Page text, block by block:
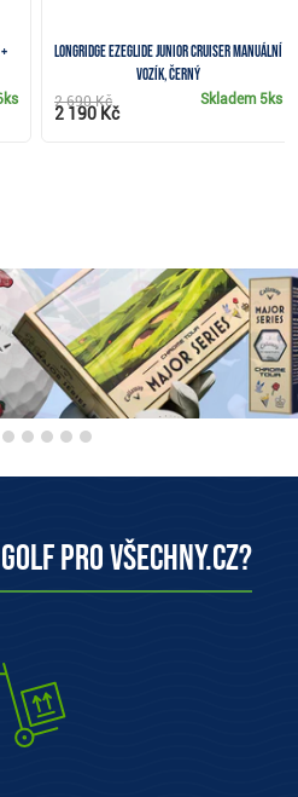
Longridge Ezeglide Junior Cruiser manuální
vozík, černý
Skladem 5ks
2 690 Kč
2 190 Kč
pro všechny.cz?